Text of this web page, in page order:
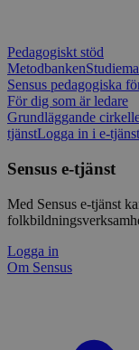
Pedagogiskt stöd
Metodbanken
Sensus pedagogiska
För dig som är ledare
Grundläggande
tjänstLogga in i e-
Sensus e-tjänst
Med Sensus e-tjänst
Logga in
Om Sensus